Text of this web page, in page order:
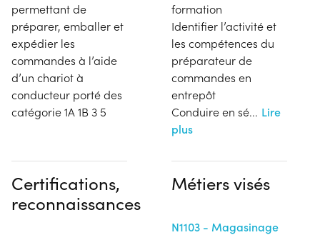
permettant de
préparer, emballer et
expédier les
commandes à l’aide
d’un chariot à
conducteur porté des
catégorie 1A 1B 3 5
formation
Identifier l’activité et
les compétences du
préparateur de
commandes en
entrepôt
Conduire en sé... Lire
plus
Certifications,
reconnaissances
Métiers visés
N1103 - Magasinage